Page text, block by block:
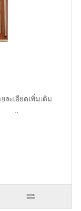
ะเอียดเพิ่มเติม
..